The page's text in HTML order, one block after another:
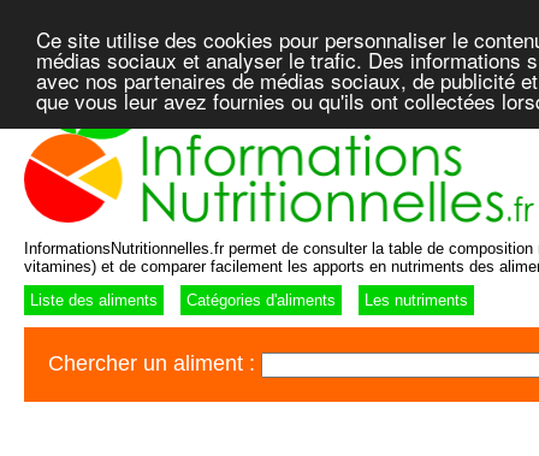
Ce site utilise des cookies pour personnaliser le
médias sociaux et analyser le trafic. Des informations
avec nos partenaires de médias sociaux, de publicité
que vous leur avez fournies ou qu'ils ont collectées
InformationsNutritionnelles.fr permet de consulter la table de
vitamines) et de comparer facilement les apports en nutriments des
Liste des aliments
Catégories d'aliments Les nutriments
Chercher un aliment :